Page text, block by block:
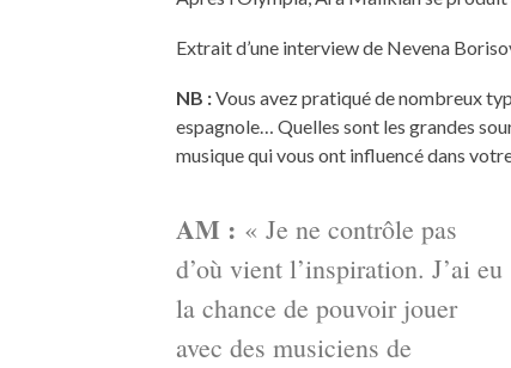
Extrait d’une interview de Nevena
NB :Vous avez pratiqué de nombreux
espagnole… Quelles sont les grandes
musique qui vous ont influencé dans
AM : « Je ne contrôle pas
d’où vient l’inspiration. J’ai eu
la chance de pouvoir jouer
avec des musiciens de